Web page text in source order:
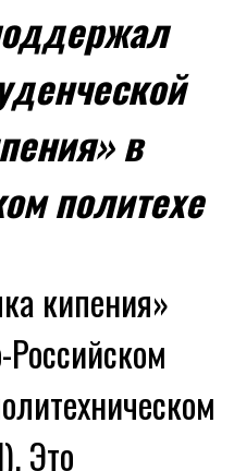
в
политехе
кипения»
Это